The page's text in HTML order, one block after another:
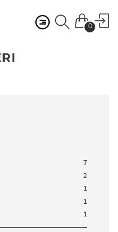
0
7
2
1
1
1